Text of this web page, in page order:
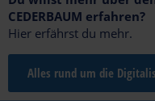
CEDERBAUM erfahren?
Hier erfährst du mehr.
Alles rund um die